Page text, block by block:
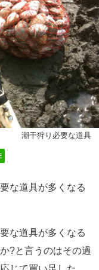
潮干狩り必要な道具
な道具が多くなる
な道具が多くなる
?と言うのはその過